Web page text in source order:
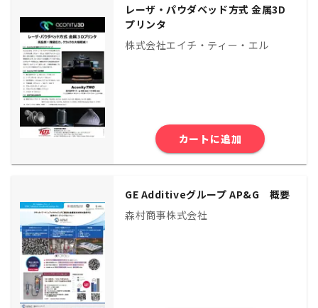
レーザ・パウダベッド方式 金属3D
プリンタ
株式会社エイチ・ティー・エル
カートに追加
GE Additiveグループ AP&G 概要
森村商事株式会社